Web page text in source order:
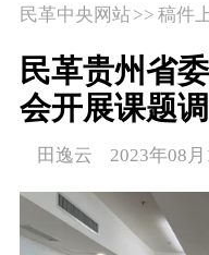
民革中央网站>> 稿件
民革贵州省
会开展课题
田逸云 2023年08月